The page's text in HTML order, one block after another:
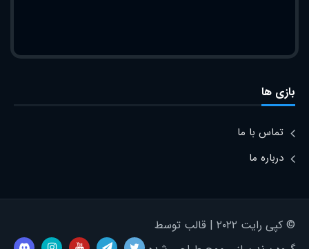
بازی ها
تماس با ما
درباره ما
© کپی رایت ۲۰۲۲ | قالب توسط